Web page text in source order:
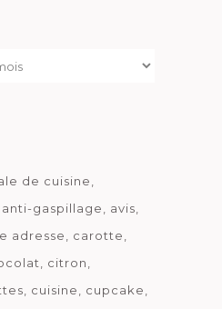
de cuisine
anti-gaspillage
avis
adresse
carotte
citron
cuisine
cupcake